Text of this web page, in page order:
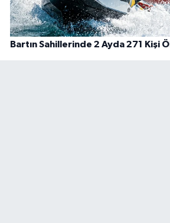
Bartın Sahillerinde 2 Ayda 271 Kişi